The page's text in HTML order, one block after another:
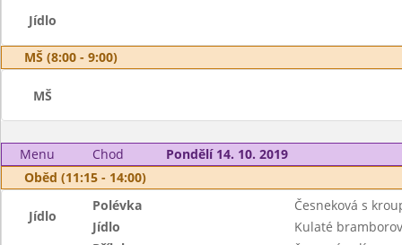
Jídlo
MŠ (8:00 - 9:00)
MŠ
Menu Chod
Pondělí 14. 10. 2019
Oběd (11:15 - 14:00)
Jídlo
Polévka
Česneková s
Jídlo
Kulaté